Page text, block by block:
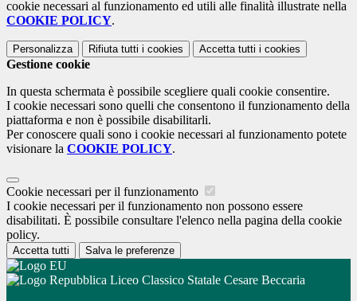
cookie necessari al funzionamento ed utili alle finalità illustrate nella
COOKIE POLICY.
Personalizza Rifiuta tutti i cookies Accetta tutti i cookies
Gestione cookie
In questa schermata è possibile scegliere quali cookie consentire.
I cookie necessari sono quelli che consentono il funzionamento della
piattaforma e non è possibile disabilitarli.
Per conoscere quali sono i cookie necessari al funzionamento potete
visionare la COOKIE POLICY.
Cookie necessari per il funzionamento
I cookie necessari per il funzionamento non possono essere
disabilitati. È possibile consultare l'elenco nella pagina della cookie
policy.
Accetta tutti Salva le preferenze
Liceo Classico Statale Cesare Beccaria